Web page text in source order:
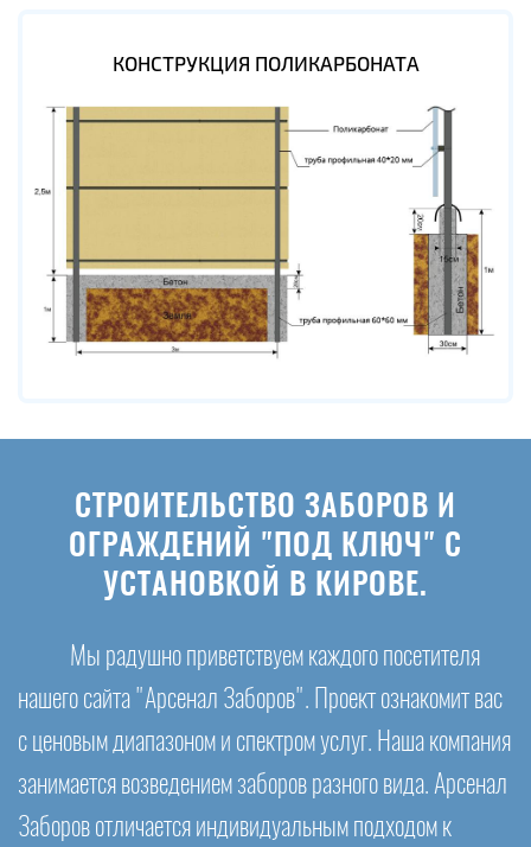
КОНСТРУКЦИЯ ПОЛИКАРБОНАТА
СТРОИТЕЛЬСТВО ЗАБОРОВ И
ОГРАЖДЕНИЙ "ПОД КЛЮЧ" С
УСТАНОВКОЙ В КИРОВЕ.
Мы радушно приветствуем каждого посетителя
нашего сайта "Арсенал Заборов". Проект ознакомит вас
с ценовым диапазоном и спектром услуг. Наша компания
занимается возведением заборов разного вида. Арсенал
Заборов отличается индивидуальным подходом к